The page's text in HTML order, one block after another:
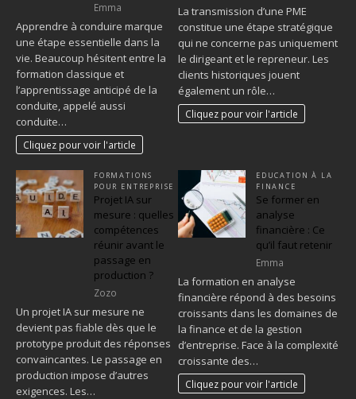
Emma
Apprendre à conduire marque
une étape essentielle dans la
vie. Beaucoup hésitent entre la
formation classique et
l’apprentissage anticipé de la
conduite, appelé aussi
conduite…
Cliquez pour voir l'article
La transmission d’une PME
constitue une étape stratégique
qui ne concerne pas uniquement
le dirigeant et le repreneur. Les
clients historiques jouent
également un rôle…
Cliquez pour voir l'article
FORMATIONS
POUR ENTREPRISE
Projet IA sur
mesure : quelles
compétences
réunir avant le
passage en
production ?
Zozo
Un projet IA sur mesure ne
devient pas fiable dès que le
prototype produit des réponses
convaincantes. Le passage en
production impose d’autres
exigences. Les…
EDUCATION À LA
FINANCE
Se former en
analyse
financière : Ce
qu’il faut retenir
Emma
La formation en analyse
financière répond à des besoins
croissants dans les domaines de
la finance et de la gestion
d’entreprise. Face à la complexité
croissante des…
Cliquez pour voir l'article